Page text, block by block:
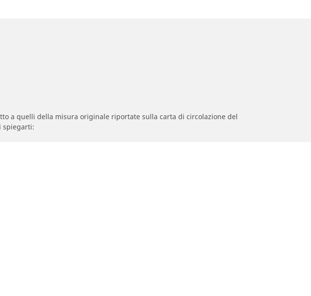
a quelli della misura originale riportate sulla carta di circolazione del
spiegarti:
dei pneumatici di primo equipaggiamento;